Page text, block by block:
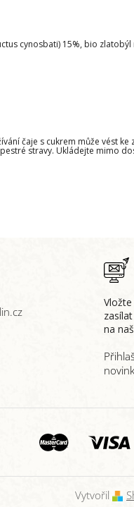
cynosbati) 15%, bio
čaje s cukrem může vést ke
stravy. Ukládejte mimo
na
Vytvořil